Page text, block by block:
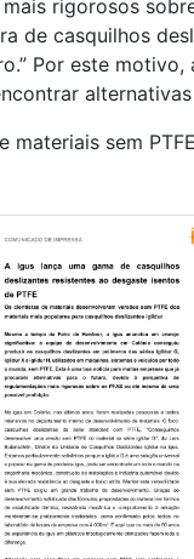
rigorosos
de casquilhos
Por este
alternativas
sem